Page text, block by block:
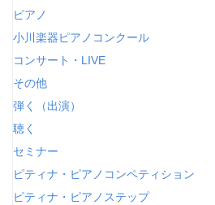
ピアノ
小川楽器ピアノコンクール
コンサート・LIVE
その他
弾く（出演）
聴く
セミナー
ピティナ・ピアノコンペティション
ピティナ・ピアノステップ